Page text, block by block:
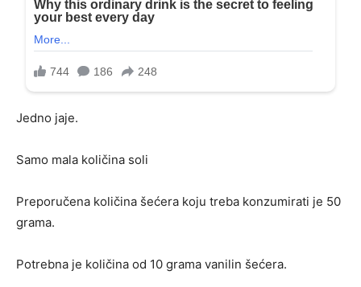
Jedno jaje.
Samo mala količina soli
Preporučena količina šećera koju treba konzumirati je 50
grama.
Potrebna je količina od 10 grama vanilin šećera.